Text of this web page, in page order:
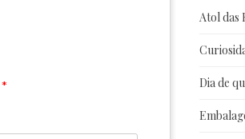
*
Atol das
Dia de